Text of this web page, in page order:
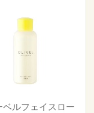
ベルフェイスロー